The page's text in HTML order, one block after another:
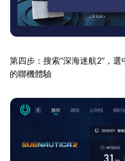
第四步：搜索“深海迷航2”，
的聯機體驗